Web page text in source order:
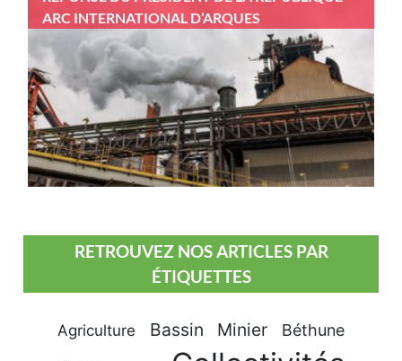
ARC INTERNATIONAL D’ARQUES
RETROUVEZ NOS ARTICLES PAR
ÉTIQUETTES
Agriculture Bassin Minier Béthune